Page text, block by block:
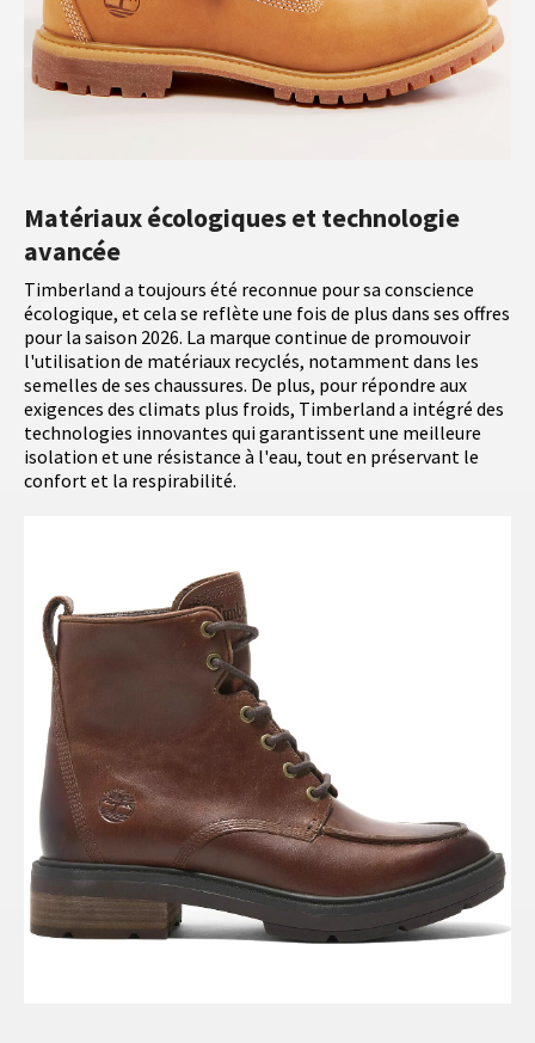
Matériaux écologiques et technologie
avancée
Timberland a toujours été reconnue pour sa conscience
écologique, et cela se reflète une fois de plus dans ses offres
pour la saison 2026. La marque continue de promouvoir
l'utilisation de matériaux recyclés, notamment dans les
semelles de ses chaussures. De plus, pour répondre aux
exigences des climats plus froids, Timberland a intégré des
technologies innovantes qui garantissent une meilleure
isolation et une résistance à l'eau, tout en préservant le
confort et la respirabilité.